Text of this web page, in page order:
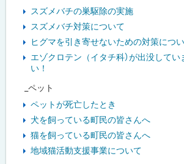
スズメバチの巣駆除の実施
スズメバチ対策について
ヒグマを引き寄せないための対策につ
エゾクロテン（イタチ科）が出没して
い！
_ペット
ペットが死亡したとき
犬を飼っている町民の皆さんへ
猫を飼っている町民の皆さんへ
地域猫活動支援事業について